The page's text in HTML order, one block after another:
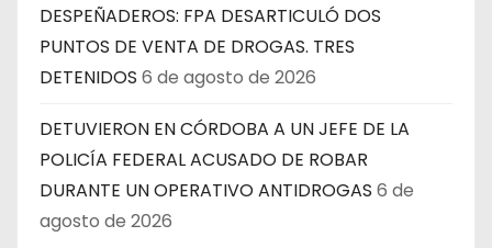
DESPEÑADEROS: FPA DESARTICULÓ DOS
PUNTOS DE VENTA DE DROGAS. TRES
DETENIDOS 6 de agosto de 2026
DETUVIERON EN CÓRDOBA A UN JEFE DE LA
POLICÍA FEDERAL ACUSADO DE ROBAR
DURANTE UN OPERATIVO ANTIDROGAS 6 de
agosto de 2026